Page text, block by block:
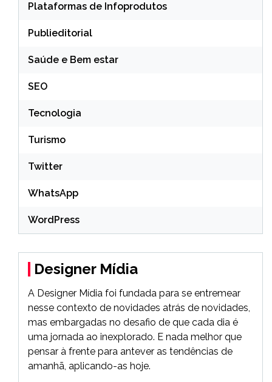
Plataformas de Infoprodutos
Publieditorial
Saúde e Bem estar
SEO
Tecnologia
Turismo
Twitter
WhatsApp
WordPress
Designer Mídia
A Designer Mídia foi fundada para se entremear
nesse contexto de novidades atrás de novidades,
mas embargadas no desafio de que cada dia é
uma jornada ao inexplorado. E nada melhor que
pensar à frente para antever as tendências de
amanhã, aplicando-as hoje.